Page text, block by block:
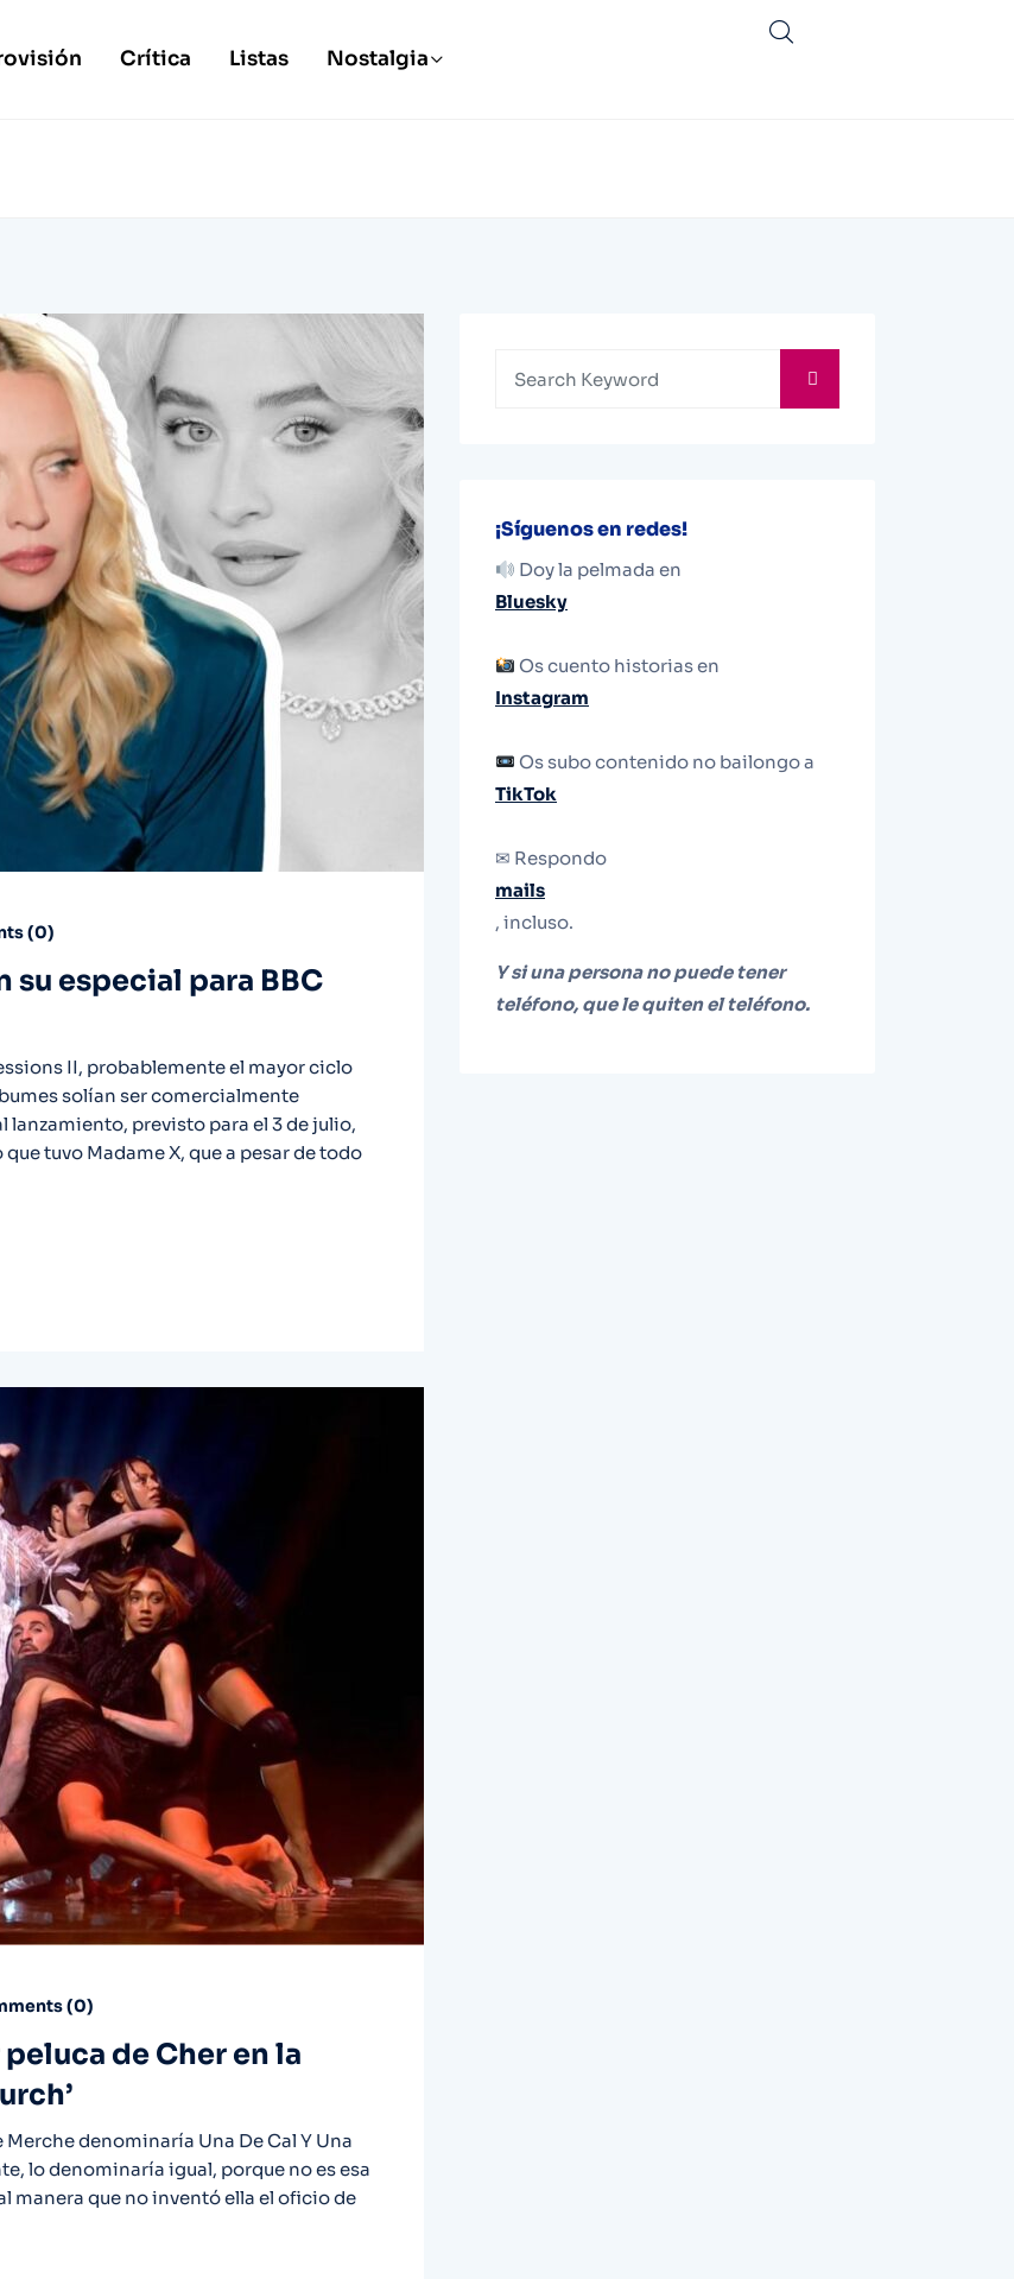
Crítica Listas Nostalgia
(0)
su especial para BBC
II, probablemente el mayor ciclo
solían ser comercialmente
lanzamiento, previsto para el 3 de julio,
tuvo Madame X, que a pesar de todo
(0)
de Cher en la
denominaría Una De Cal Y Una
lo denominaría igual, porque no es esa
manera que no inventó ella el oficio de
¡Síguenos en redes!
Doy la pelmada en
Bluesky
Os cuento historias en
Instagram
Os subo contenido no bailongo a
TikTok
✉ Respondo
mails
, incluso.
Y si una persona no puede tener
teléfono, que le quiten el teléfono.